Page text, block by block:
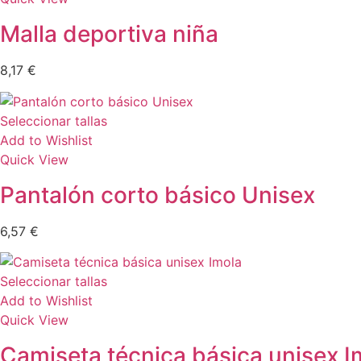
Malla deportiva niña
8,17 €
Seleccionar tallas
Add to Wishlist
Quick View
Pantalón corto básico Unisex
6,57 €
Seleccionar tallas
Add to Wishlist
Quick View
Camiseta técnica básica unisex